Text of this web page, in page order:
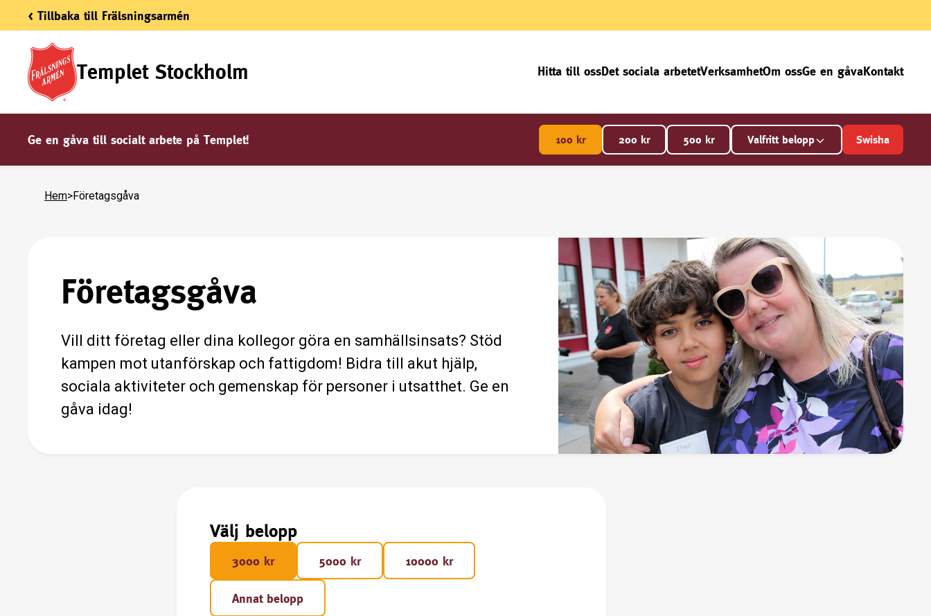
< Tillbaka till Frälsningsarmén
Templet Stockholm Hitta till ossDet sociala arbetetVerksamhetOm ossGe en gåvaKontakt
Ge en gåva till socialt arbete på Templet! 100 kr 200 kr 500 kr Valfritt belopp Swisha
Hem>Företagsgåva
Företagsgåva
Vill ditt företag eller dina kollegor göra en samhällsinsats? Stöd
kampen mot utanförskap och fattigdom! Bidra till akut hjälp,
sociala aktiviteter och gemenskap för personer i utsatthet. Ge en
gåva idag!
Välj belopp
3000 kr 5000 kr 10000 kr
Annat belopp